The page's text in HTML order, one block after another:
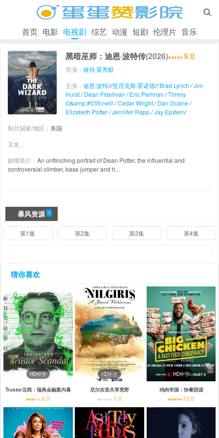

首页 电影 电视剧 综艺 动漫 短剧 伦理片 音乐
黑暗巫师：迪恩·波特传(2026) 9.0
导演： 彼得·莫蒂默
主演： 迪恩·波特///亚历克斯·霍诺德//Brad Lynch /Jim
Hurst/Dean Fidelman /Eric Perlman /Timmy
O&amp;#039;neill /Cedar Wright/Dan Duane/
Elizabeth Potter/Jennifer Rapp/Jay Epstein/
制片国家/地区： 美国
又名：
剧情简介： An unflinching portrait of Dean Potter, the influential and
controversial climber, base jumper and h...
暴风资源 4
第1集 第2集 第3集 第4集
猜你喜欢
HD中字
Trustor丑闻：瑞典金融案内幕
6.0
HD中字
尼尔吉里共享荒野
1.0
HD中字
鸡肉帝国：快餐阴谋
10.0